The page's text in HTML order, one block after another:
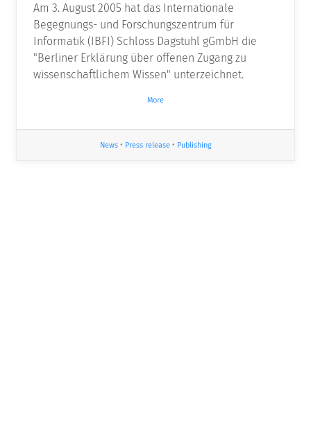
Am 3. August 2005 hat das Internationale
Begegnungs- und Forschungszentrum für
Informatik (IBFI) Schloss Dagstuhl gGmbH die
"Berliner Erklärung über offenen Zugang zu
wissenschaftlichem Wissen" unterzeichnet.
More
News• Press release• Publishing